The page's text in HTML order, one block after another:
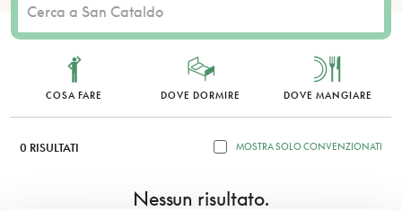
COSA FARE DOVE DORMIRE DOVE MANGIARE
0 RISULTATI MOSTRA SOLO CONVENZIONATI
Nessun risultato.